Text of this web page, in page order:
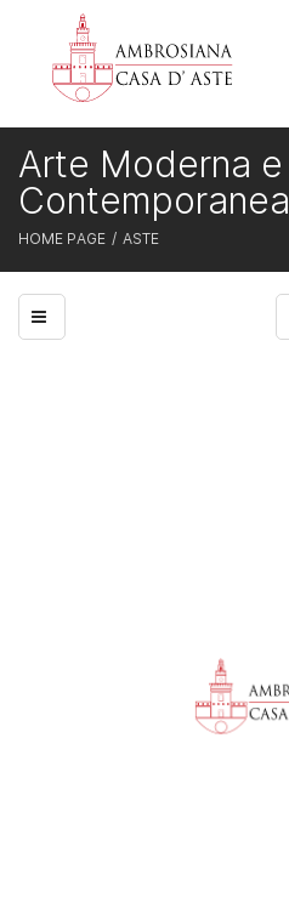
HOME PAGE ASTE
Arte Moderna e
Contemporanea